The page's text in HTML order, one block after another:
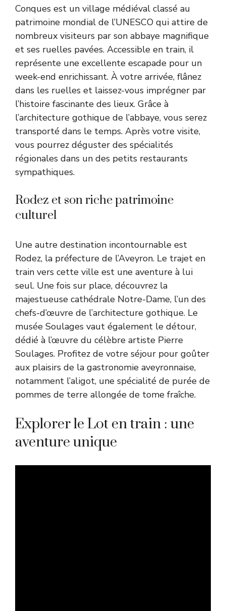
Conques est un village médiéval classé au
patrimoine mondial de l’UNESCO qui attire de
nombreux visiteurs par son abbaye magnifique
et ses ruelles pavées. Accessible en train, il
représente une excellente escapade pour un
week-end enrichissant. À votre arrivée, flânez
dans les ruelles et laissez-vous imprégner par
l’histoire fascinante des lieux. Grâce à
l’architecture gothique de l’abbaye, vous serez
transporté dans le temps. Après votre visite,
vous pourrez déguster des spécialités
régionales dans un des petits restaurants
sympathiques.
Rodez et son riche patrimoine
culturel
Une autre destination incontournable est
Rodez, la préfecture de l’Aveyron. Le trajet en
train vers cette ville est une aventure à lui
seul. Une fois sur place, découvrez la
majestueuse cathédrale Notre-Dame, l’un des
chefs-d’œuvre de l’architecture gothique. Le
musée Soulages vaut également le détour,
dédié à l’œuvre du célèbre artiste Pierre
Soulages. Profitez de votre séjour pour goûter
aux plaisirs de la gastronomie aveyronnaise,
notamment l’aligot, une spécialité de purée de
pommes de terre allongée de tome fraîche.
Explorer le Lot en train : une
aventure unique